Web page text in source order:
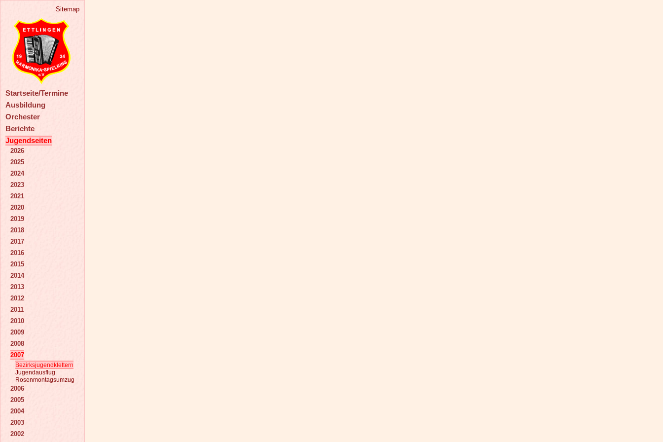
Sitemap
Startseite/Termine
Ausbildung
Orchester
Berichte
Jugendseiten
2026
2025
2024
2023
2021
2020
2019
2018
2017
2016
2015
2014
2013
2012
2011
2010
2009
2008
2007
Bezirksjugendklettern
Jugendausflug
Rosenmontagsumzug
2006
2005
2004
2003
2002